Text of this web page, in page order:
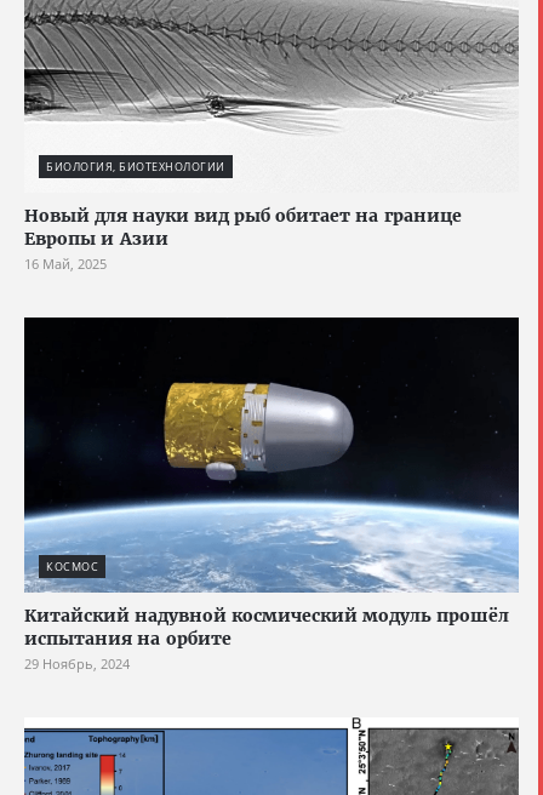
БИОЛОГИЯ, БИОТЕХНОЛОГИИ
Новый для науки вид рыб обитает на границе
Европы и Азии
16 Май, 2025
КОСМОС
Китайский надувной космический модуль прошёл
испытания на орбите
29 Ноябрь, 2024